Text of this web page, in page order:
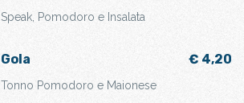
Speak, Pomodoro e Insalata
Gola € 4,20
Tonno Pomodoro e Maionese